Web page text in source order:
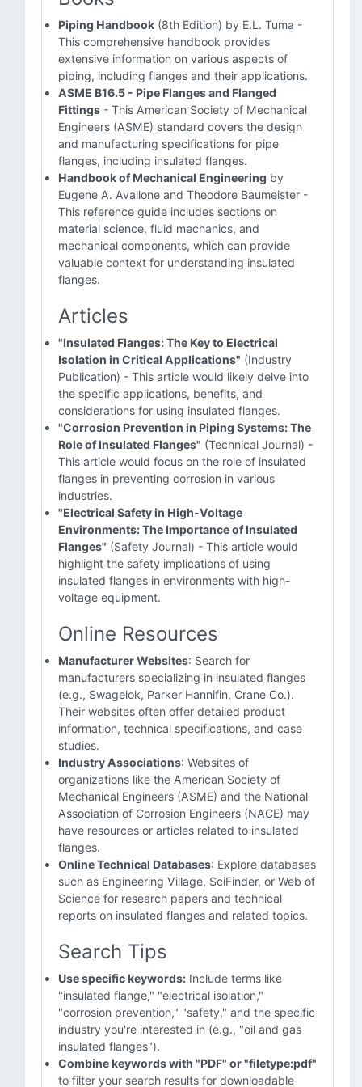
Piping Handbook (8th Edition) by E.L. Tuma -
This comprehensive handbook provides
extensive information on various aspects of
piping, including flanges and their applications.
ASME B16.5 - Pipe Flanges and Flanged
Fittings - This American Society of Mechanical
Engineers (ASME) standard covers the design
and manufacturing specifications for pipe
flanges, including insulated flanges.
Handbook of Mechanical Engineering by
Eugene A. Avallone and Theodore Baumeister -
This reference guide includes sections on
material science, fluid mechanics, and
mechanical components, which can provide
valuable context for understanding insulated
flanges.
Articles
"Insulated Flanges: The Key to Electrical
Isolation in Critical Applications" (Industry
Publication) - This article would likely delve into
the specific applications, benefits, and
considerations for using insulated flanges.
"Corrosion Prevention in Piping Systems: The
Role of Insulated Flanges" (Technical Journal) -
This article would focus on the role of insulated
flanges in preventing corrosion in various
industries.
"Electrical Safety in High-Voltage
Environments: The Importance of Insulated
Flanges" (Safety Journal) - This article would
highlight the safety implications of using
insulated flanges in environments with high-
voltage equipment.
Online Resources
Manufacturer Websites: Search for
manufacturers specializing in insulated flanges
(e.g., Swagelok, Parker Hannifin, Crane Co.).
Their websites often offer detailed product
information, technical specifications, and case
studies.
Industry Associations: Websites of
organizations like the American Society of
Mechanical Engineers (ASME) and the National
Association of Corrosion Engineers (NACE) may
have resources or articles related to insulated
flanges.
Online Technical Databases: Explore databases
such as Engineering Village, SciFinder, or Web of
Science for research papers and technical
reports on insulated flanges and related topics.
Search Tips
Use specific keywords: Include terms like
"insulated flange," "electrical isolation,"
"corrosion prevention," "safety," and the specific
industry you're interested in (e.g., "oil and gas
insulated flanges").
Combine keywords with "PDF" or "filetype:pdf"
to filter your search results for downloadable